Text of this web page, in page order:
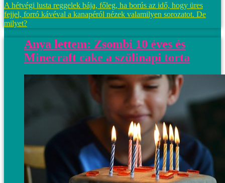
A hétvégi lusta reggelek bája, főleg, ha borús az idő, hogy üres
fejjel, forró kávéval a kanapéról nézek valamilyen sorozatot. De
milyet?
Anya lettem: Zsombi 10 éves és
Minecraft cake a szülinapi torta